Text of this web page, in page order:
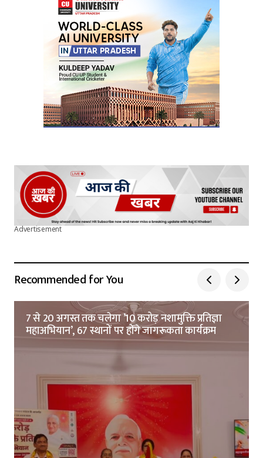
Advertisement
Recommended for You
7 से 20 अगस्त तक चलेगा ’10 करोड़ नशामुक्ति प्रतिज्ञा
महाअभियान’, 67 स्थानों पर होंगे जागरूकता कार्यक्रम